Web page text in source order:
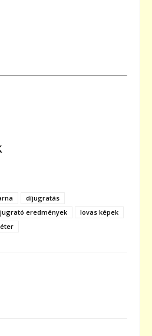
díjugratás
eredmények
lovas képek